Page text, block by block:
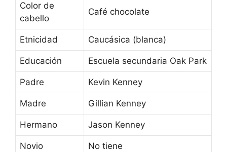
Color de
cabello
Café chocolate
Etnicidad Caucásica (blanca)
Educación Escuela secundaria Oak Park
Padre Kevin Kenney
Madre Gillian Kenney
Hermano Jason Kenney
Novio No tiene